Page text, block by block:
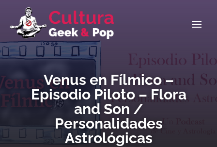
Venus en Fílmico –
Episodio Piloto – Flora
and Son /
Personalidades
Astrológicas